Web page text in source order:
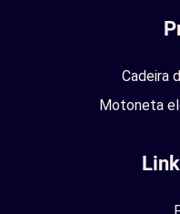
Cadeira
Motoneta